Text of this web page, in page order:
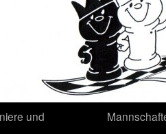
und